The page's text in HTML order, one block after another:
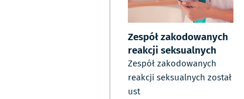
Zespół zakodowanych
reakcji seksualnych
Zespół zakodowanych
reakcji seksualnych został
ust